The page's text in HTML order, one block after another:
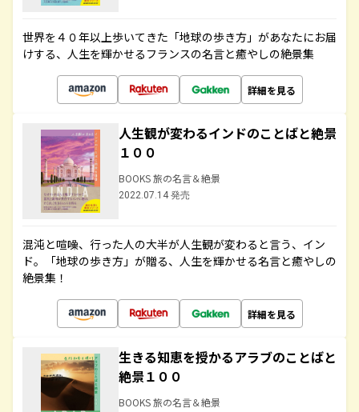
世界を４０年以上歩いてきた「地球の歩き方」があなたにお届
けする、人生を輝かせるフランスの名言と癒やしの絶景集
詳細を見る
人生観が変わるインドのことばと絶景
１００
BOOKS 旅の名言＆絶景
2022.07.14 発売
混沌と喧噪、行った人の大半が人生観が変わると言う、イン
ド。「地球の歩き方」が贈る、人生を輝かせる名言と癒やしの
絶景集！
詳細を見る
生きる知恵を授かるアラブのことばと
絶景１００
BOOKS 旅の名言＆絶景